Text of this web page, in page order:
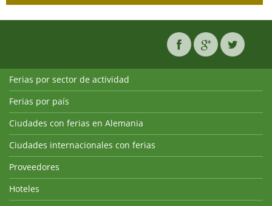
Ferias por sector de actividad
Ferias por país
Ciudades con ferias en Alemania
Ciudades internacionales con ferias
Proveedores
Hoteles